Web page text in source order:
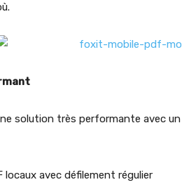
solution très performante avec
locaux avec défilement régulier